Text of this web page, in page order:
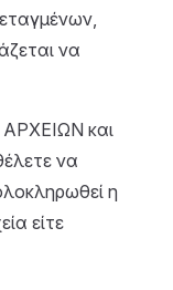
να
και
να
η
είτε